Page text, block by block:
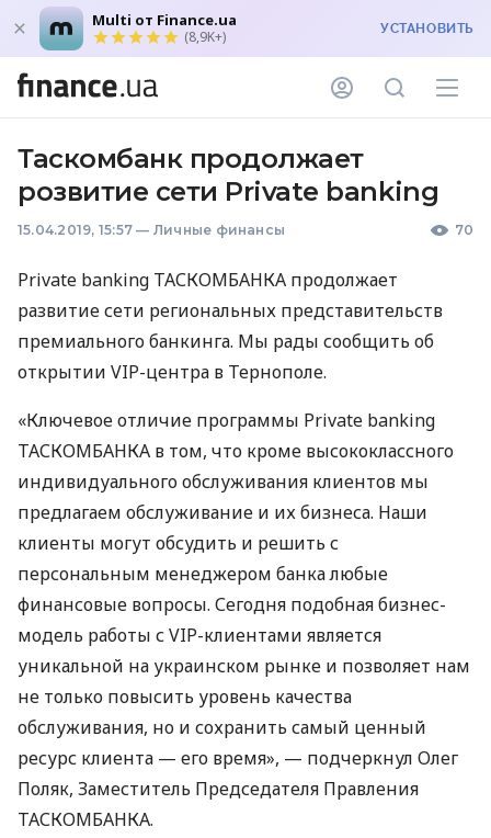
Multi от Finance.ua
(8,9K+) УСТАНОВИТЬ
Таскомбанк продолжает
розвитие сети Private banking
15.04.2019, 15:57 — Личные финансы 70
Private banking ТАСКОМБАНКА продолжает
развитие сети региональных представительств
премиального банкинга. Мы рады сообщить об
открытии VIP-центра в Тернополе.
«Ключевое отличие программы Private banking
ТАСКОМБАНКА в том, что кроме высококлассного
индивидуального обслуживания клиентов мы
предлагаем обслуживание и их бизнеса. Наши
клиенты могут обсудить и решить с
персональным менеджером банка любые
финансовые вопросы. Сегодня подобная бизнес-
модель работы сVIP-клиентами является
уникальной на украинском рынке и позволяет нам
не только повысить уровень качества
обслуживания, но и сохранить самый ценный
ресурс клиента — его время», — подчеркнул Олег
Поляк, Заместитель Председателя Правления
ТАСКОМБАНКА.